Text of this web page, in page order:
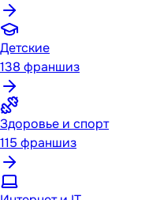
Детские
138 франшиз
Здоровье и спорт
115 франшиз